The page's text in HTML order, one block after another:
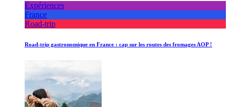
Expériences
France
Road-trip
Road-trip gastronomique en France : cap sur les routes des fromages AOP !